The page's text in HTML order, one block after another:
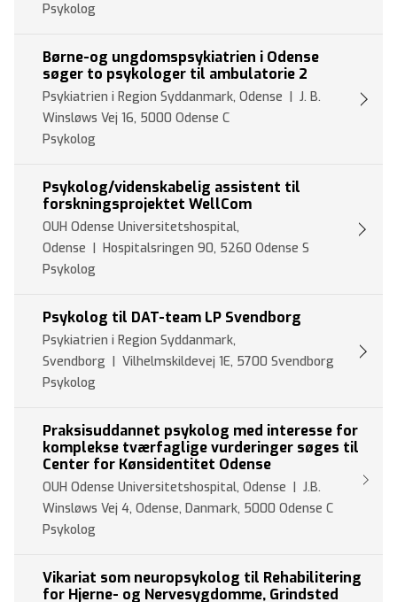
Psykolog
Børne-og ungdomspsykiatrien i Odense
søger to psykologer til ambulatorie 2
Psykiatrien i Region Syddanmark, Odense | J. B.
Winsløws Vej 16, 5000 Odense C
Psykolog
Psykolog/videnskabelig assistent til
forskningsprojektet WellCom
OUH Odense Universitetshospital,
Odense | Hospitalsringen 90, 5260 Odense S
Psykolog
Psykolog til DAT-team LP Svendborg
Psykiatrien i Region Syddanmark,
Svendborg | Vilhelmskildevej 1E, 5700 Svendborg
Psykolog
Praksisuddannet psykolog med interesse for
komplekse tværfaglige vurderinger søges til
Center for Kønsidentitet Odense
OUH Odense Universitetshospital, Odense | J.B.
Winsløws Vej 4, Odense, Danmark, 5000 Odense C
Psykolog
Vikariat som neuropsykolog til Rehabilitering
for Hjerne- og Nervesygdomme, Grindsted